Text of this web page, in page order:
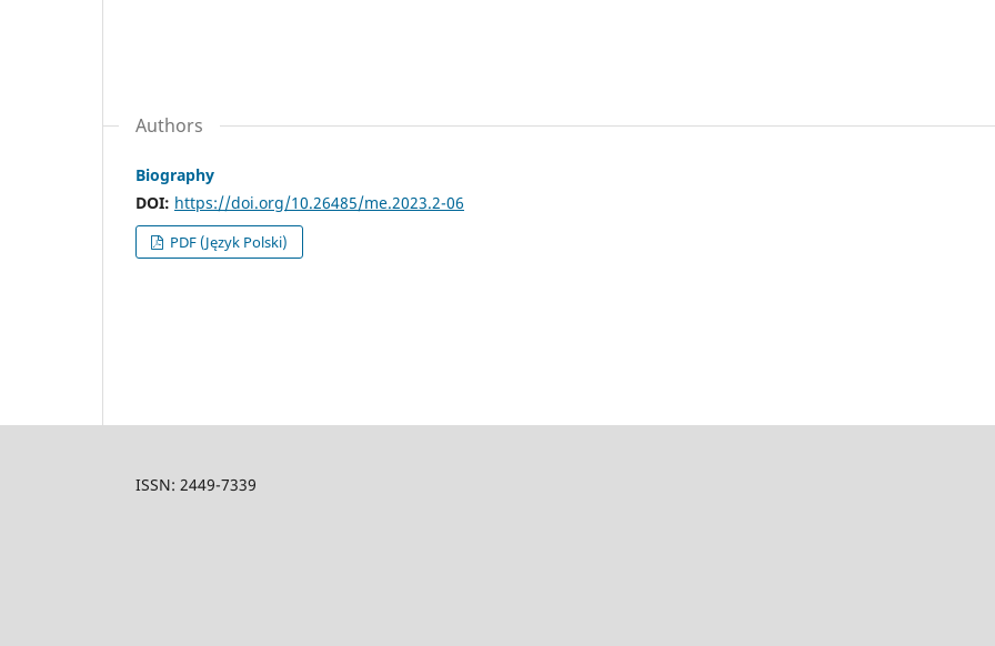
Authors
Biography
DOI: https://doi.org/10.26485/me.2023.2-06
PDF (Język Polski)
ISSN: 2449-7339